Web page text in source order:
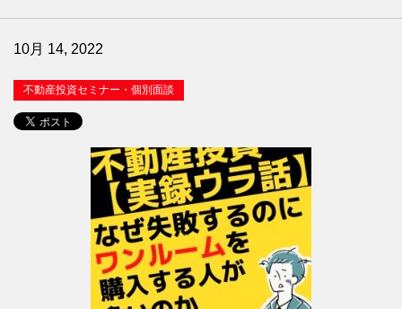
10月 14, 2022
不動産投資セミナー・個別面談